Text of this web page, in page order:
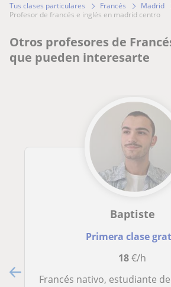
Tus clases particulares Francés
Madrid
profesor de francés e inglés en madrid centro
Otros profesores de
que pueden interesarte
Baptiste
Primera clase
18€/h
Francés nativo, estudiante de máster en Francia, da clases de lengua para todas